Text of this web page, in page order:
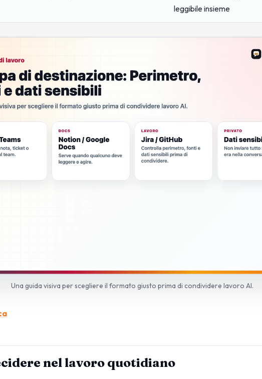
leggibile insieme
Una guida visiva per scegliere il formato giusto prima di condividere lavoro AI.
nel lavoro quotidiano